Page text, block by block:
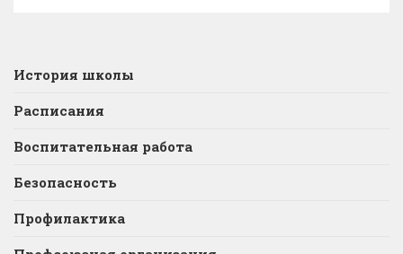
История школы
Расписания
Воспитательная работа
Безопасность
Профилактика